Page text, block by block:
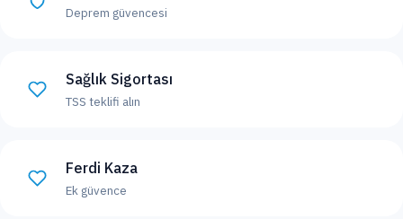
Deprem güvencesi
Sağlık Sigortası
TSS teklifi alın
Ferdi Kaza
Ek güvence